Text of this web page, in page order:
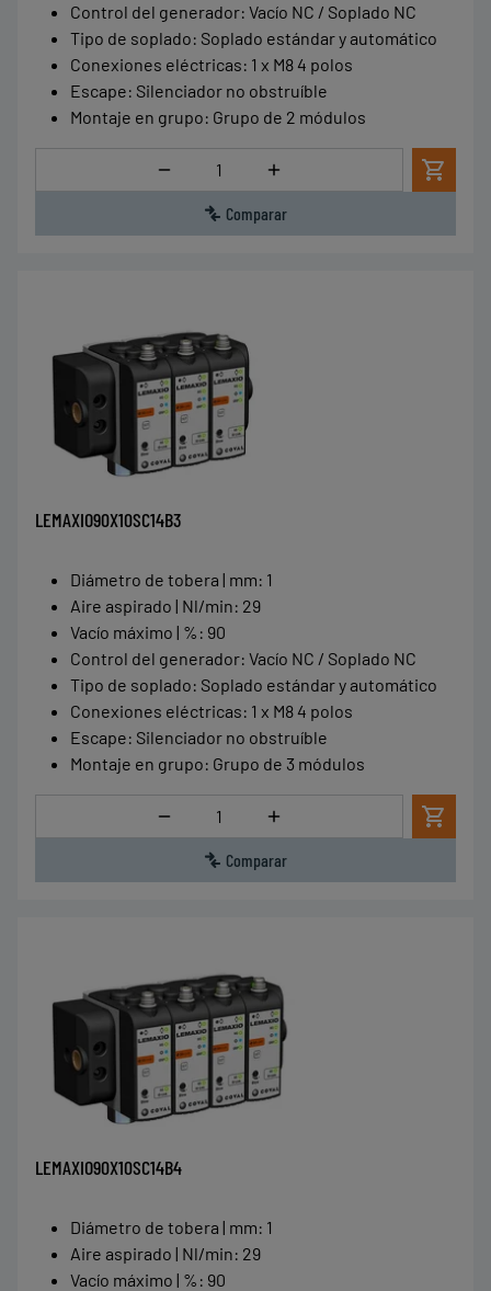
Control del generador: Vacío NC / Soplado NC
Tipo de soplado: Soplado estándar y automático
Conexiones eléctricas: 1 x M8 4 polos
Escape: Silenciador no obstruíble
Montaje en grupo: Grupo de 2 módulos
Cantidad
Comparar
LEMAXIO90X10SC14B3
Diámetro de tobera | mm: 1
Aire aspirado | Nl/min: 29
Vacío máximo | % : 90
Control del generador: Vacío NC / Soplado NC
Tipo de soplado: Soplado estándar y automático
Conexiones eléctricas: 1 x M8 4 polos
Escape: Silenciador no obstruíble
Montaje en grupo: Grupo de 3 módulos
Cantidad
Comparar
LEMAXIO90X10SC14B4
Diámetro de tobera | mm: 1
Aire aspirado | Nl/min: 29
Vacío máximo | % : 90